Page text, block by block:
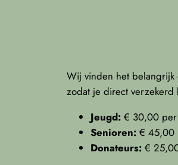
Wij vinden het belangrijk
zodat je direct verzekerd
Jeugd: € 30,00 per
Senioren: € 45,00
Donateurs: €